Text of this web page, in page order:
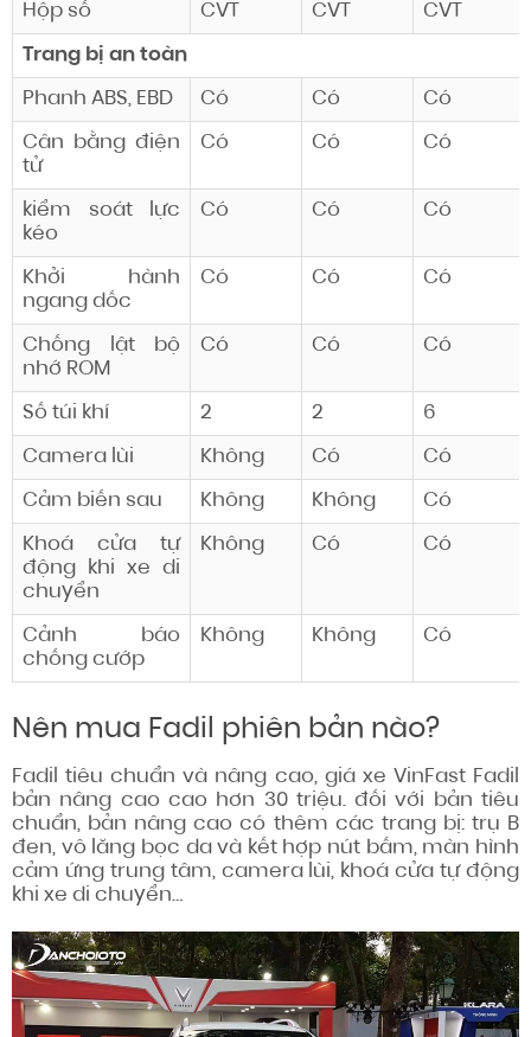
Hộp số CVT CVT CVT
Trang bị an toàn
Phanh ABS, EBD Có Có Có
Cân bằng điện
tử
Có Có Có
kiểm soátlực
kéo
Có Có Có
Khởi hành
ngang dốc
Có Có Có
Chống lật
bộ
nhớ ROM
Có Có Có
Số túi khí 2 2 6
Camera lùi Không Có Có
Cảm biến sau Không Không Có
Khoá cửa tự
động khi xe di
chuyển
Không Có Có
Cảnh báo
chống cướp
Không Không Có
Nên mua Fadil phiên bản nào?
Fadiltiêu chuẩn và nâng cao, giá xe VinFast Fadil
bản nâng cao cao hơn 30 triệu.đối với bảntiêu
chuẩn, bản nâng cao có thêm các trang bị: trụ B
đen, vô lăng bọc da và kết hợp nút bấm, màn hình
cảm ứng trung tâm, camera lùi, khoá cửa tự động
khi xe di chuyển…